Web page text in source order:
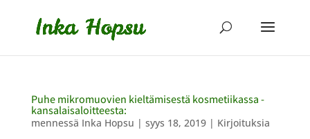
Puhe mikromuovien kieltämisestä kosmetiikassa -
kansalaisaloitteesta:
mennessä Inka Hopsu | syys 18, 2019| Kirjoituksia